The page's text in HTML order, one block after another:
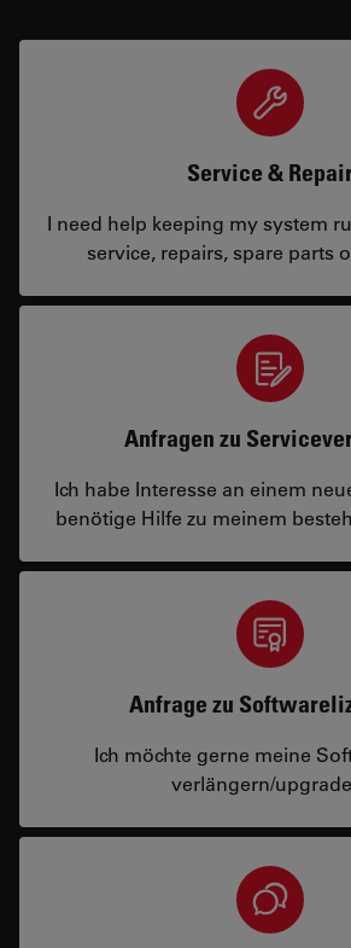
Service &
I need help keeping my system
service, repairs, spare parts
Anfragen zu
Ich habe Interesse an einem
benötige Hilfe zu meinem
Anfrage zu
Ich möchte gerne meine
verlängern/